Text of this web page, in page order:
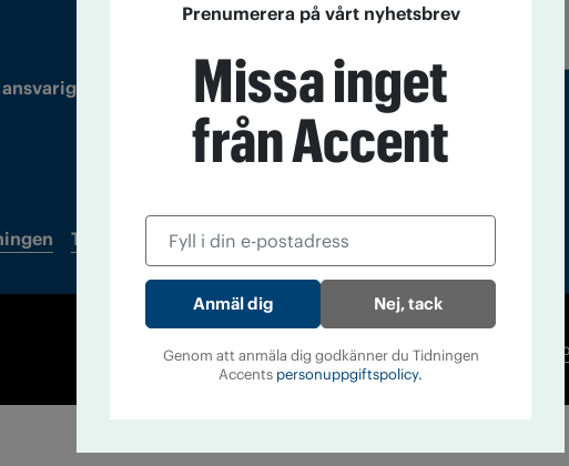
utgivare: Barbro Janson Lundkvist,
Tidningsarkiv In English
Accent
Prenumerera på vårt nyhetsbrev
Missa inget
från Accent
Nej, tack
Genom att anmäla dig godkänner du Tidningen
Accents personuppgiftspolicy.